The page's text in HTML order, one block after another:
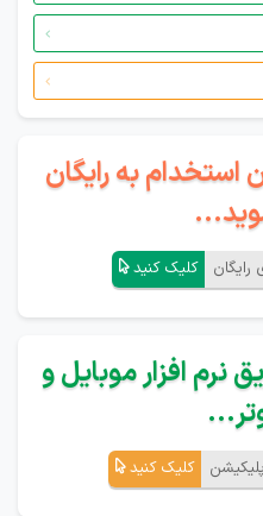
استخدام به رایگان
کلیک کنید
نرم افزار موبایل و
کلیک کنید